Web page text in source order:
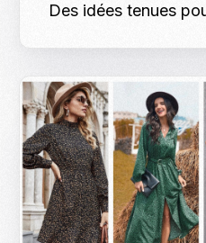
Des idées tenues